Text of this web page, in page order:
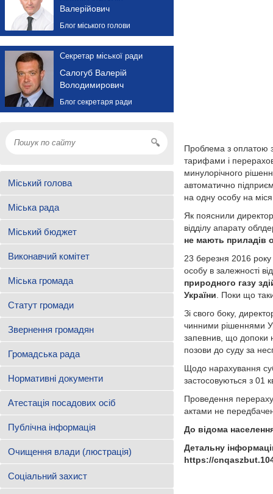
Валерійович
Блог міського голови
Секретар міської ради
Салогуб Валерій
Володимирович
Блог секретаря ради
Міський голова
Міська рада
Міський бюджет
Виконавчий комітет
Міська громада
Статут громади
Звернення громадян
Громадська рада
Нормативні документи
Атестація посадових осіб
Публічна інформація
Очищення влади (люстрація)
Соціальний захист
Проблема з оплатою
тарифами і
минулорічного
автоматично
на одну особу на
Як пояснили
відділу апарату
не мають приладів
23 березня 2016
особу в залежності
природного газу
України . Поки що
Зі свого боку,
чинними рішеннями
запевнив, що допоки
позови до суду за
Щодо нарахування
застосовуються з 01
Проведення
актами не
До відома
Детальну
https://cnqaszbut